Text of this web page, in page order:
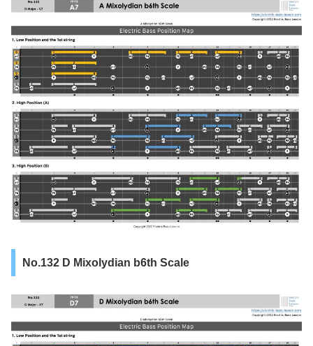
No.132 D Mixolydian b6th Scale